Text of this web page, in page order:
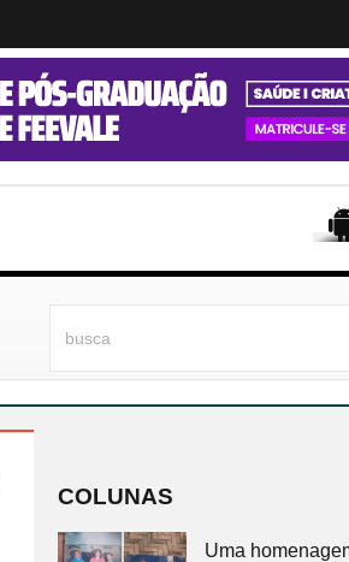
COLUNAS
Uma